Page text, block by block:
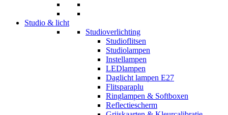
Studio & licht
Studioverlichting
Studioflitsen
Studiolampen
Instellampen
LEDlampen
Daglicht lampen E27
Flitsparaplu
Ringlampen & Softboxen
Reflectiescherm